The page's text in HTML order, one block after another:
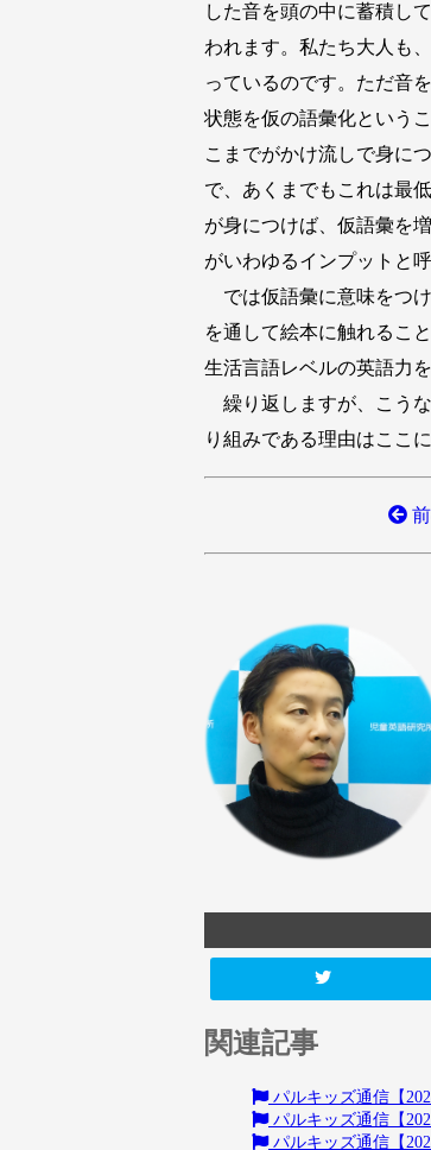
した音を頭の中に蓄積し
われます。私たち大人も
っているのです。ただ音
状態を仮の語彙化という
こまでがかけ流しで身に
で、あくまでもこれは最
が身につけば、仮語彙を
がいわゆるインプットと
では仮語彙に意味をつ
を通して絵本に触れるこ
生活言語レベルの英語力
繰り返しますが、こう
り組みである理由はここ
前
関連記事
パルキッズ通信【
パルキッズ通信【
パルキッズ通信【